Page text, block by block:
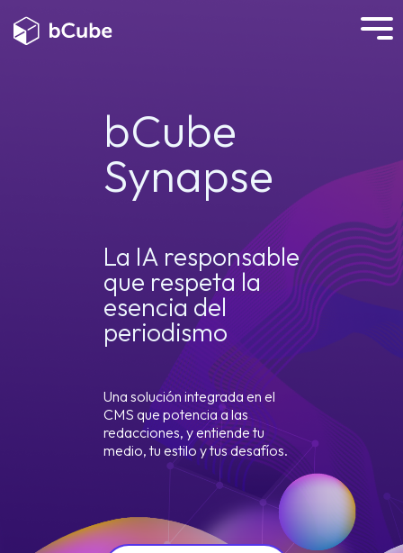
bCube
Synapse
La IA responsable
que respeta la
esencia del
periodismo
Una solución integrada en el
CMS que potencia a las
redacciones, y entiende tu
medio, tu estilo y tus desafíos.